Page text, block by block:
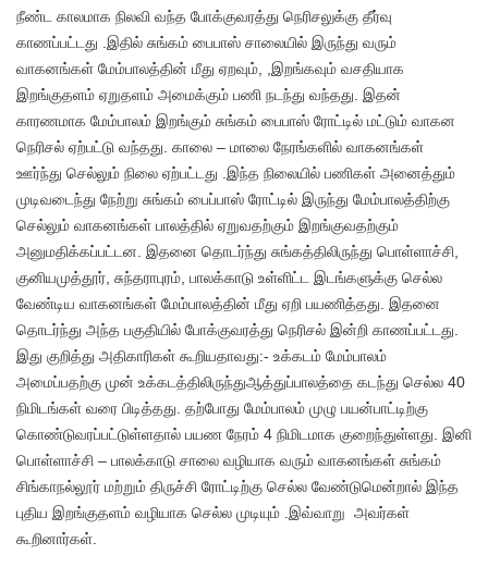
நீண்ட காலமாக நிலவி வந்த போக்குவரத்து நெரிசலுக்கு தீர்வு
காணப்பட்டது .இதில் சுங்கம் பைபாஸ் சாலையில் இருந்து வரும்
வாகனங்கள் மேம்பாலத்தின் மீது ஏறவும், ,இறங்கவும் வசதியாக
இறங்குதளம் ஏறுதளம் அமைக்கும் பணி நடந்து வந்தது. இதன்
காரணமாக மேம்பாலம் இறங்கும் சுங்கம் பைபாஸ் ரோட்டில் மட்டும் வாகன
நெரிசல் ஏற்பட்டு வந்தது. காலை – மாலை நேரங்களில் வாகனங்கள்
ஊர்ந்து செல்லும் நிலை ஏற்பட்டது .இந்த நிலையில் பணிகள் அனைத்தும்
முடிவடைந்து நேற்று சுங்கம் பைப்பாஸ் ரோட்டில் இருந்து மேம்பாலத்திற்கு
செல்லும் வாகனங்கள் பாலத்தில் ஏறுவதற்கும் இறங்குவதற்கும்
அனுமதிக்கப்பட்டன. இதனை தொடர்ந்து சுங்கத்திலிருந்து பொள்ளாச்சி,
குனியமுத்தூர், சுந்தராபுரம், பாலக்காடு உள்ளிட்ட இடங்களுக்கு செல்ல
வேண்டிய வாகனங்கள் மேம்பாலத்தின் மீது ஏறி பயணித்தது. இதனை
தொடர்ந்து அந்த பகுதியில் போக்குவரத்து நெரிசல் இன்றி காணப்பட்டது.
இது குறித்து அதிகாரிகள் கூறியதாவது:- உக்கடம் மேம்பாலம்
அமைப்பதற்கு முன் உக்கடத்திலிருந்துஆத்துப்பாலத்தை கடந்து செல்ல 40
நிமிடங்கள் வரை பிடித்தது. தற்போது மேம்பாலம் முழு பயன்பாட்டிற்கு
கொண்டுவரப்பட்டுள்ளதால் பயண நேரம் 4 நிமிடமாக குறைந்துள்ளது. இனி
பொள்ளாச்சி – பாலக்காடு சாலை வழியாக வரும் வாகனங்கள் சுங்கம்
சிங்காநல்லூர் மற்றும் திருச்சி ரோட்டிற்கு செல்ல வேண்டுமென்றால் இந்த
புதிய இறங்குதளம் வழியாக செல்ல முடியும் .இவ்வாறு அவர்கள்
கூறினார்கள்.